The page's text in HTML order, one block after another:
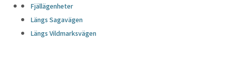
Fjällägenheter
Längs Sagavägen
Längs Vildmarksvägen